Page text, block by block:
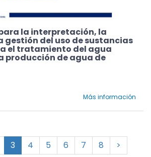
la interpretación, la
gestión del uso de sustancias
el tratamiento del agua
producción de agua de
Más información
3 4 5 6 7 8
>